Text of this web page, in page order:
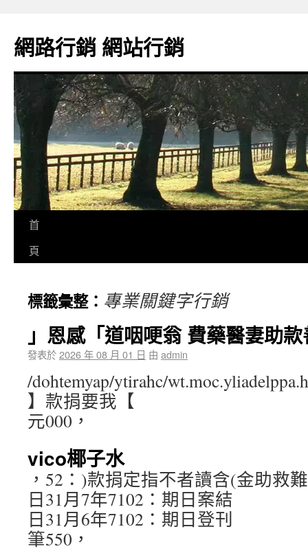
網路行銷 網站行銷
首
頁
標籤彙整： 專業關鍵字行銷
」恩感「道咽哽翁 費藥醫妻助
發表於2026 年 08 月 01 日 由 admin
/dohtemyap/ytirahc/
】款捐要我【
元000，
vico椰子水
，52：)款捐定指不者讀含(金助救
日31月7年7102：期日案結
日31月6年7102：期日登刊
筆550，